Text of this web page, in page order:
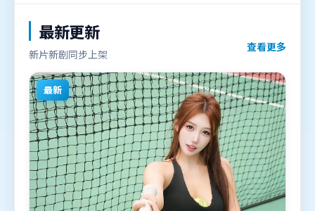
最新更新
新片新剧同步上架
查看更多
最新